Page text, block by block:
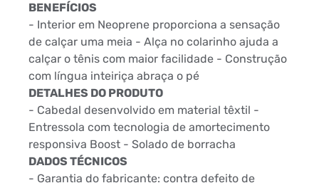
BENEFÍCIOS
- Interior em Neoprene proporciona a sensação
de calçar uma meia - Alça no colarinho ajuda a
calçar o tênis com maior facilidade - Construção
com língua inteiriça abraça o pé
DETALHES DO PRODUTO
- Cabedal desenvolvido em material têxtil -
Entressola com tecnologia de amortecimento
responsiva Boost - Solado de borracha
DADOS TÉCNICOS
- Garantia do fabricante: contra defeito de